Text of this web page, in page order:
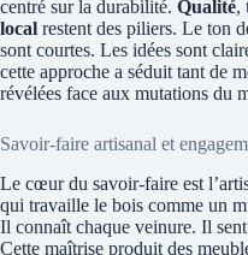
centré sur la durabilité. Qualité,
local restent des piliers. Le ton
sont courtes. Les idées sont
cette approche a séduit tant de
révélées face aux mutations du
Savoir‑faire artisanal et
Le cœur du savoir‑faire est
qui travaille le bois comme un
Il connaît chaque veinure. Il
Cette maîtrise produit des